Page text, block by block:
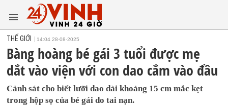
THẾ GIỚI 14:04 28-08-2025
Bàng hoàng bé gái 3 tuổi được mẹ
dắt vào viện với con dao cắm vào đầu
Cảnh sát cho biết lưỡi dao dài khoảng 15 cm mắc kẹt
trong hộp sọ của bé gái do tai nạn.